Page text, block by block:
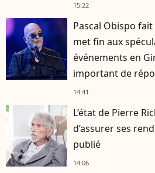
15:22
Pascal Obispo
met fin aux
événements en
important de
14:41
L’état de Pierre
d’assurer ses
publié
14:06